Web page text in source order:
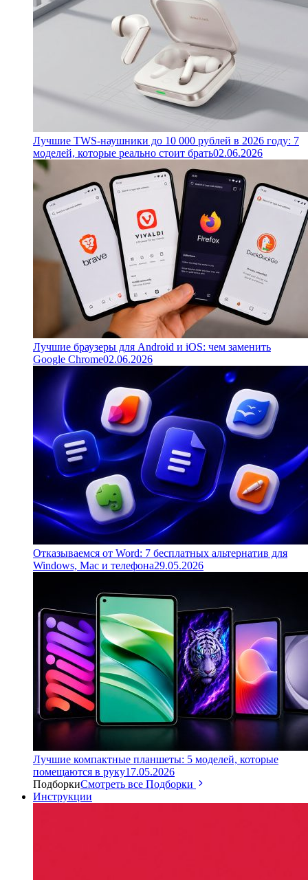
Лучшие TWS-наушники до 10 000 рублей в 2026 году: 7
моделей, которые реально стоит брать02.06.2026
Лучшие браузеры для Android и iOS: чем заменить
Google Chrome02.06.2026
Отказываемся от Word: 7 бесплатных альтернатив для
Windows, Mac и телефона29.05.2026
Лучшие компактные планшеты: 5 моделей, которые
помещаются в руку17.05.2026
ПодборкиСмотреть все Подборки
Инструкции